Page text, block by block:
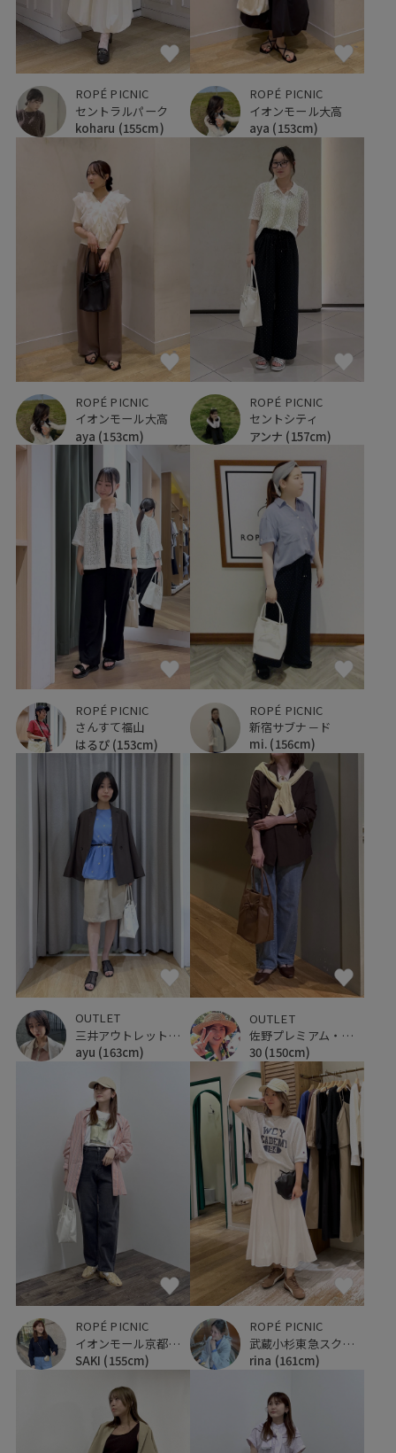
ROPÉ PICNIC
セントラルパーク
koharu (155cm)
ROPÉ PICNIC
イオンモール大高
aya (153cm)
ROPÉ PICNIC
イオンモール大高
aya (153cm)
ROPÉ PICNIC
セントシティ
アンナ (157cm)
ROPÉ PICNIC
さんすて福山
はるぴ (153cm)
ROPÉ PICNIC
新宿サブナ－ド
mi. (156cm)
OUTLET
三井アウトレットパーク ジャズドリーム長島
ayu (163cm)
OUTLET
佐野プレミアム・アウトレット
30 (150cm)
ROPÉ PICNIC
イオンモール京都桂川
SAKI (155cm)
ROPÉ PICNIC
武蔵小杉東急スクエア
rina (161cm)